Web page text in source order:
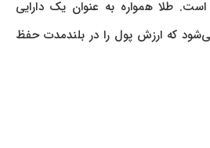
طلا همواره به عنوان یک دارایی
که ارزش پول را در بلندمدت حفظ